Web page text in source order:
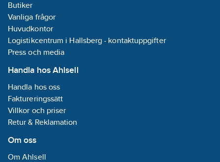
Butiker
Vanliga frågor
Huvudkontor
Logistikcentrum i Hallsberg - kontaktuppgifter
Press och media
Handla hos Ahlsell
Handla hos oss
Faktureringssätt
Villkor och priser
Retur & Reklamation
Om oss
Om Ahlsell